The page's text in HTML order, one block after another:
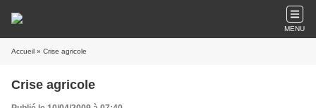
MENU
Accueil » Crise agricole
Crise agricole